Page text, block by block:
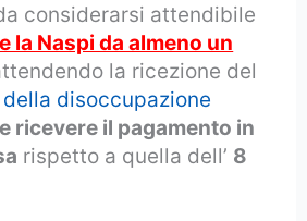
considerarsi attendibile
la Naspi da almeno un
la ricezione del
disoccupazione
ricevere il pagamento in
rispetto a quella dell’ 8